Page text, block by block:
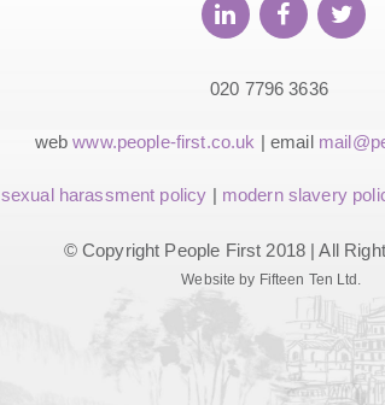
020 7796 3636
webwww.people-first.co.uk | email
sexual harassment policy | modern slavery
© Copyright People First 2018 | All
Website by Fifteen Ten Ltd.